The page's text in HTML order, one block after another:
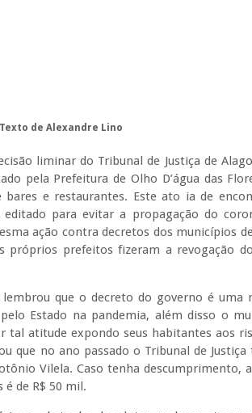
Texto de Alexandre Lino
liminar do Tribunal de Justiça de
pela Prefeitura de Olho D’água das
e restaurantes. Este ato ia de
para evitar a propagação do
ação contra decretos dos municípios
próprios prefeitos fizeram a revogação
que o decreto do governo é uma
Estado na pandemia, além disso o
tal atitude expondo seus habitantes aos
que no ano passado o Tribunal de Justiça
Vilela. Caso tenha descumprimento,
é de R$ 50 mil.